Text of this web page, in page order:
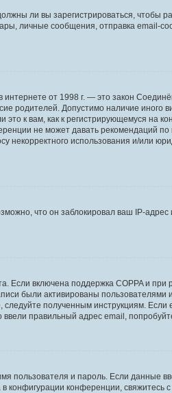
ли вы зарегистрироваться, чтобы
личные сообщения, отправка email-
от 1998 г. — это закон
родителей. Допустимо наличие иного
к вам, как к регистрирующемуся на
не может давать рекомендаций
использования и/или
что он заблокировал ваш IP-
включена поддержка COPPA и при
были активированы пользователями
полученным инструкциям.
правильный адрес email,
пользователя и пароль. Если данные
конференции, свяжитесь